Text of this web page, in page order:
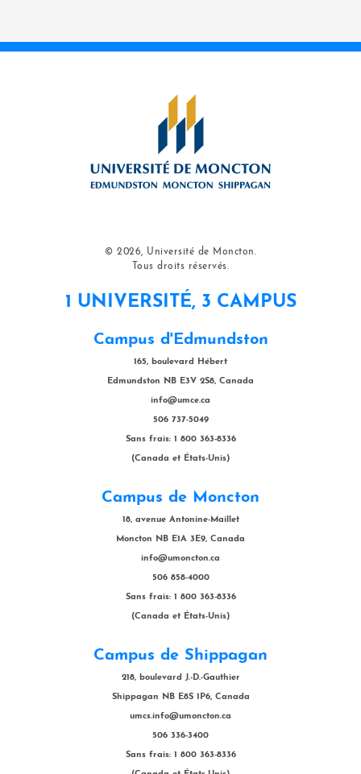
© 2026, Université de Moncton.
Tous droits réservés.
1 UNIVERSITÉ, 3 CAMPUS
Campus d'Edmundston
165, boulevard Hébert
Edmundston NB E3V 2S8, Canada
info@umce.ca
506 737-5049
Sans frais: 1 800 363-8336
(Canada et États-Unis)
Campus de Moncton
18, avenue Antonine-Maillet
Moncton NB E1A 3E9, Canada
info@umoncton.ca
506 858-4000
Sans frais: 1 800 363-8336
(Canada et États-Unis)
Campus de Shippagan
218, boulevard J.-D.-Gauthier
Shippagan NB E8S 1P6, Canada
umcs.info@umoncton.ca
506 336-3400
Sans frais: 1 800 363-8336